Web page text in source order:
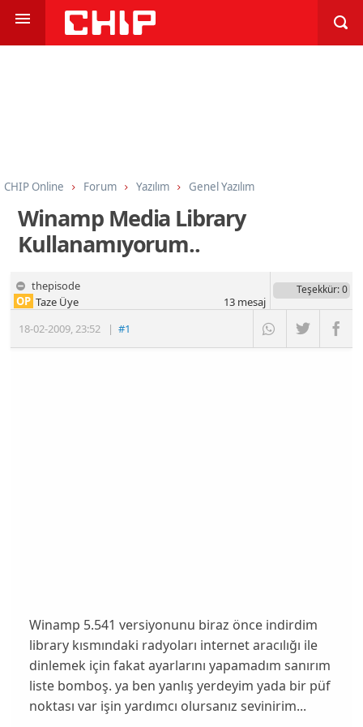
CHIP Online Forum Yazılım Genel Yazılım
Winamp Media Library
Kullanamıyorum..
thepisode
18-02-2009,23:52 |#1
OP Taze Üye
Teşekkür: 0
13mesaj
Winamp 5.541 versiyonunu biraz önce indirdim
library kısmındaki radyoları internet aracılığı ile
dinlemek için fakat ayarlarını yapamadım sanırım
liste bomboş. ya ben yanlış yerdeyim yada bir püf
noktası var işin yardımcı olursanız sevinirim...